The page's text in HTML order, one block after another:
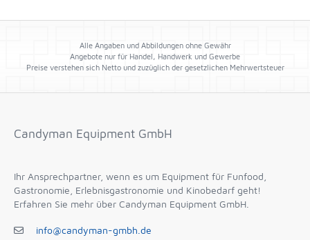
Alle Angaben und Abbildungen ohne Gewähr
Angebote nur für Handel, Handwerk und Gewerbe
Preise verstehen sich Netto und zuzüglich der gesetzlichen Mehrwertsteuer
Candyman Equipment GmbH
Ihr Ansprechpartner, wenn es um Equipment für Funfood,
Gastronomie, Erlebnisgastronomie und Kinobedarf geht!
Erfahren Sie mehr über Candyman Equipment GmbH.
info@candyman-gmbh.de